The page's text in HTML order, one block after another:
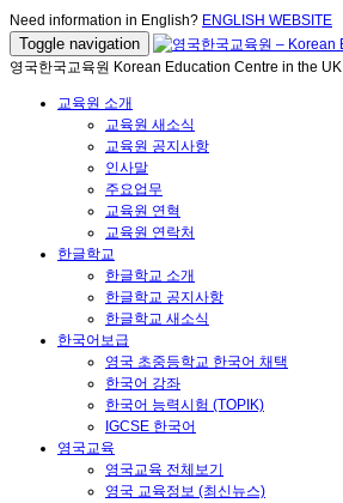
Need information in English? ENGLISH WEBSITE
Toggle navigation
영국한국교육원 Korean Education Centre in the UK
교육원 소개
교육원 새소식
교육원 공지사항
인사말
주요업무
교육원 연혁
교육원 연락처
한글학교
한글학교 소개
한글학교 공지사항
한글학교 새소식
한국어보급
영국 초중등학교 한국어 채택
한국어 강좌
한국어 능력시험 (TOPIK)
IGCSE 한국어
영국교육
영국교육 전체보기
영국 교육정보 (최신뉴스)